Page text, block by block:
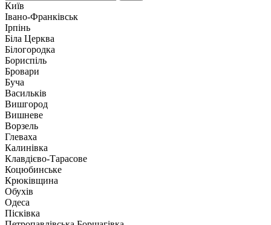
Київ
Івано-Франківськ
Ірпінь
Біла Церква
Білогородка
Бориспіль
Бровари
Буча
Васильків
Вишгород
Вишневе
Ворзель
Глеваха
Калинівка
Клавдієво-Тарасове
Коцюбинське
Крюківщина
Обухів
Одеса
Пісківка